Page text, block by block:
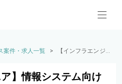
案件・求人一覧
>
【インフラエンジニ
】情報システム向け